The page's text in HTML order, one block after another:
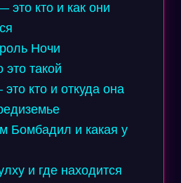
кто и как они
Ночи
это такой
кто и откуда она
Бомбадил и какая у
и где находится